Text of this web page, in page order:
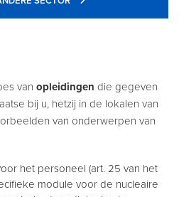
van opleidingen die gegeven
bij u, hetzij in de lokalen van
van onderwerpen van
het personeel (art. 25 van het
module voor de nucleaire